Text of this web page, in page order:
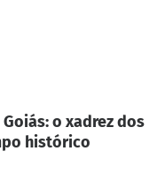
o xadrez dos
histórico